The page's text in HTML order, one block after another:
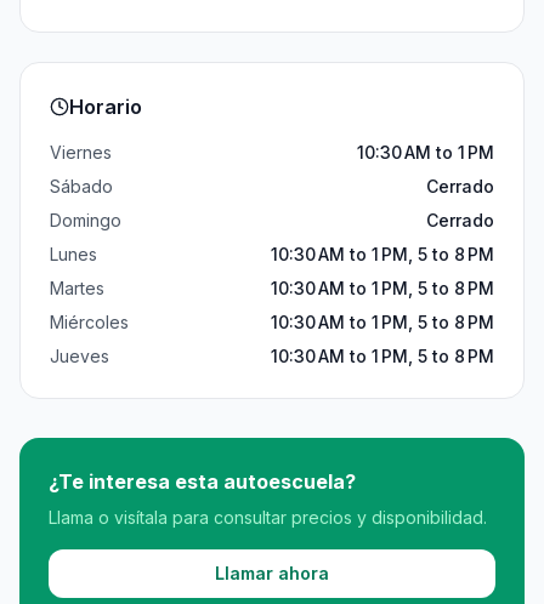
Horario
Viernes
10:30 AM to 1 PM
Sábado
Cerrado
Domingo
Cerrado
Lunes
10:30 AM to 1 PM, 5 to 8 PM
Martes
10:30 AM to 1 PM, 5 to 8 PM
Miércoles
10:30 AM to 1 PM, 5 to 8 PM
Jueves
10:30 AM to 1 PM, 5 to 8 PM
¿Te interesa esta autoescuela?
Llama o visítala para consultar precios y disponibilidad.
Llamar ahora